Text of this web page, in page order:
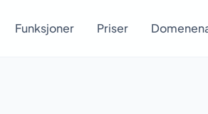
Funksjoner Priser